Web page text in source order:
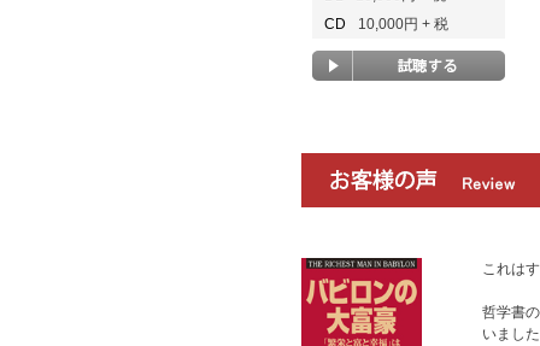
CD
10,000円 + 税
これは
哲学書
いまし